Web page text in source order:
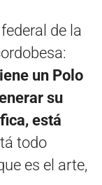
de la
un Polo
su
está
todo
es el arte,